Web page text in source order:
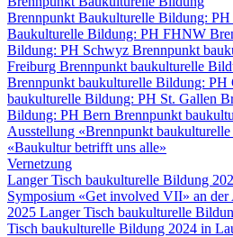
Brennpunkt Baukulturelle Bildung: PH
Baukulturelle Bildung: PH FHNW
Bildung: PH Schwyz Brennpunkt
Freiburg Brennpunkt baukulturelle
Brennpunkt baukulturelle Bildung: PH
baukulturelle Bildung: PH St. Gallen
Bildung: PH Bern Brennpunkt
Ausstellung «Brennpunkt
«Baukultur betrifft uns alle»
Vernetzung
Langer Tisch baukulturelle Bildung
Symposium «Get involved VII» an
2025 Langer Tisch baukulturelle
Tisch baukulturelle Bildung 2024 in